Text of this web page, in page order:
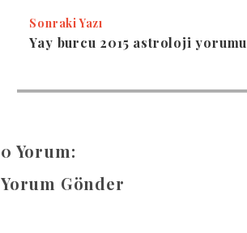
Sonraki Yazı
Yay burcu 2015 astroloji yorumu
0 Yorum:
Yorum Gönder